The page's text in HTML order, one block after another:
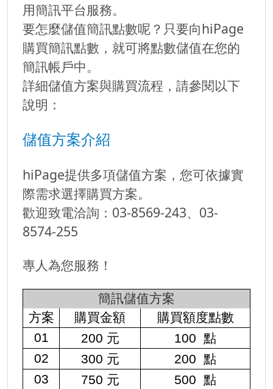
用簡訊平台服務。
要怎麼儲值簡訊點數呢？只要向hiPage
購買簡訊點數，就可將點數儲值在您的
簡訊帳戶中。
詳細儲值方案與購買流程，請參閱以下
說明：
儲值方案介紹
hiPage提供多項儲值方案，您可依據實
際需求選擇購買方案。
歡迎致電洽詢：03-8569-243、03-
8574-255
專人為您服務！
簡訊儲值方案
方案
購買金額
購買額度點數
01
200 元 100 點
02
300 元 200 點
03
750 元 500 點